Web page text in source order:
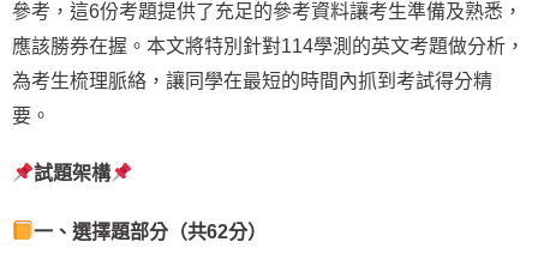
參考，這6份考題提供了充足的參考資料讓考生準備及熟悉，
應該勝券在握。本文將特別針對114學測的英文考題做分析，
為考生梳理脈絡，讓同學在最短的時間內抓到考試得分精
要。
試題架構
一、選擇題部分（共62分）